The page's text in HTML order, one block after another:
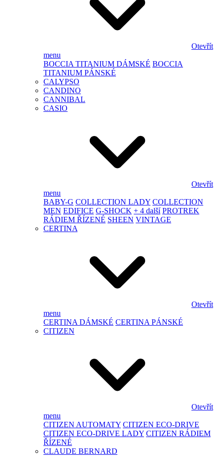
Otevřít
menu
BOCCIA TITANIUM DÁMSKÉ BOCCIA
TITANIUM PÁNSKÉ
CALYPSO
CANDINO
CANNIBAL
CASIO
Otevřít
menu
BABY-G COLLECTION LADY COLLECTION
MEN EDIFICE G-SHOCK + 4 další PROTREK
RÁDIEM ŘÍZENÉ SHEEN VINTAGE
CERTINA
Otevřít
menu
CERTINA DÁMSKÉ CERTINA PÁNSKÉ
CITIZEN
Otevřít
menu
CITIZEN AUTOMATY CITIZEN ECO-DRIVE
CITIZEN ECO-DRIVE LADY CITIZEN RÁDIEM
ŘÍZENÉ
CLAUDE BERNARD